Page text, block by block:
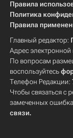
Правила
Политика
Правила
Главный редактор:
Адрес
По вопросам
воспользуйтесь
Телефон Редакции:
Чтобы связаться с
замеченных
связи.